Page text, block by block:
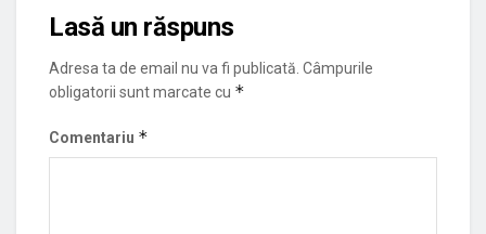
Lasă un răspuns
Adresa ta de email nu va fi publicată. Câmpurile
obligatorii sunt marcate cu *
Comentariu *